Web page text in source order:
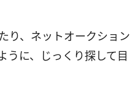
り、ネットオークション
うに、じっくり探して目